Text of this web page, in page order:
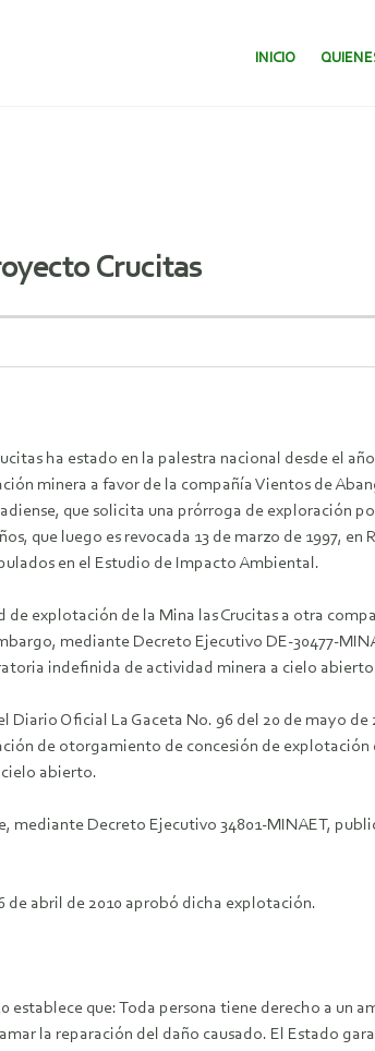
SALTAR AL
INICIO
Crucitas
ha estado en la palestra nacional desde el
minera a favor de la compañía Vientos de
que solicita una prórroga de exploración
que luego es revocada 13 de marzo de 1997,
en el Estudio de Impacto Ambiental.
de explotación de la Mina las Crucitas a otra
mediante Decreto Ejecutivo DE-30477-
indefinida de actividad minera a cielo
Diario Oficial La Gaceta No. 96 del 20 de mayo
de otorgamiento de concesión de
abierto.
mediante Decreto Ejecutivo 34801-MINAET,
de abril de 2010 aprobó dicha explotación.
establece que: Toda persona tiene derecho a
la reparación del daño causado. El Estado